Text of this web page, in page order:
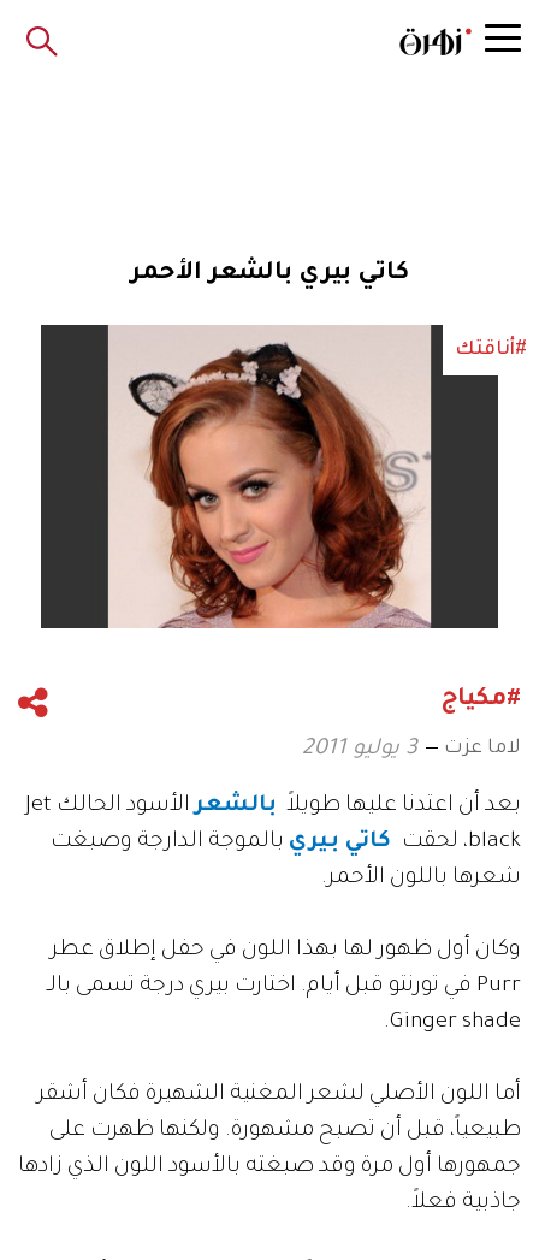
كاتي بيري بالشعر الأحمر
#أناقتك
#مكياج
لاما عزت 3 يوليو 2011
بعد أن اعتدنا عليها طويلاً بالشعر
الأسود الحالك Jet
black، لحقت
كاتي بيري بالموجة الدارجة وصبغت
شعرها باللون الأحمر.
وكان أول ظهور لها بهذا اللون في حفل إطلاق عطر
Purr في تورنتو قبل أيام. اختارت بيري درجة تسمى بالـ
Ginger shade.
أما اللون الأصلي لشعر المغنية الشهيرة فكان أشقر
طبيعياً، قبل أن تصبح مشهورة. ولكنها ظهرت على
جمهورها أول مرة وقد صبغته بالأسود اللون الذي زادها
جاذبية فعلاً.